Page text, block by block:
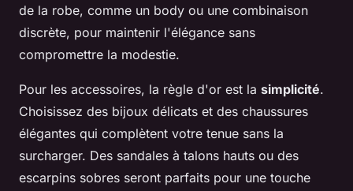
de la robe, comme un body ou une combinaison
discrète, pour maintenir l'élégance sans
compromettre la modestie.
Pour les accessoires, la règle d'or est la simplicité.
Choisissez des bijoux délicats et des chaussures
élégantes qui complètent votre tenue sans la
surcharger. Des sandales à talons hauts ou des
escarpins sobres seront parfaits pour une touche